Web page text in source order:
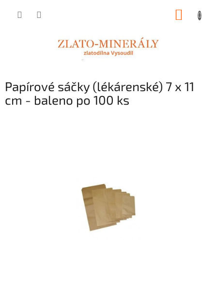
Papírové sáčky (lékárenské) 7 x 11
cm - baleno po 100 ks